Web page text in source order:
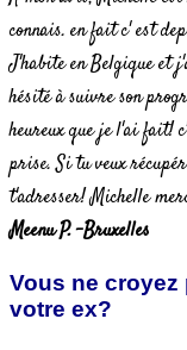
connais. en fait c' est
J'habite en Belgique et
hésité à suivre son
heureux que je l'ai fait!
prise. Si tu veux
t'adresser! Michelle
Meenu P. -Bruxelles
Vous ne croyez
votre ex?